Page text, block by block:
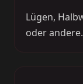
Lügen,
oder andere.